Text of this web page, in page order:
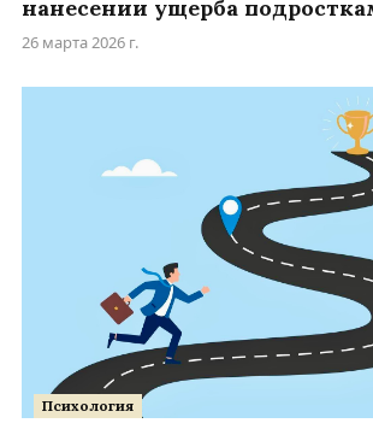
нанесении ущерба
26 марта 2026 г.
Психология